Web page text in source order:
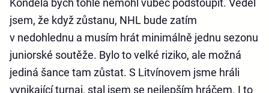
Kondela bych tohle nemohl vůbec podstoupit. Věděl
jsem, že když zůstanu, NHL bude zatím
v nedohlednu a musím hrát minimálně jednu sezonu
juniorské soutěže. Bylo to velké riziko, ale možná
jediná šance tam zůstat. S Litvínovem jsme hráli
vynikající turnaj, stal jsem se nejlepším hráčem. I to